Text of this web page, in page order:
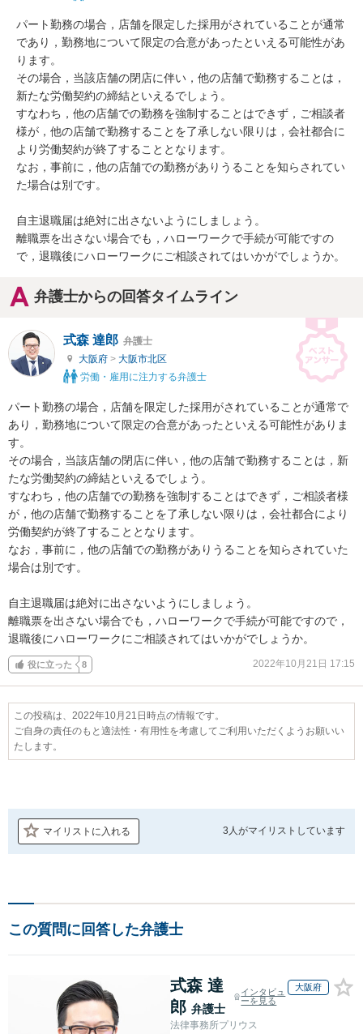
パート勤務の場合，店舗を限定した採用がされていることが通常
であり，勤務地について限定の合意があったといえる可能性があ
ります。
その場合，当該店舗の閉店に伴い，他の店舗で勤務することは，
新たな労働契約の締結といえるでしょう。
すなわち，他の店舗での勤務を強制することはできず，ご相談者
様が，他の店舗で勤務することを了承しない限りは，会社都合に
より労働契約が終了することとなります。
なお，事前に，他の店舗での勤務がありうることを知らされてい
た場合は別です。
自主退職届は絶対に出さないようにしましょう。
離職票を出さない場合でも，ハローワークで手続が可能ですの
で，退職後にハローワークにご相談されてはいかがでしょうか。
弁護士からの回答タイムライン
式森 達郎 弁護士
大阪府 > 大阪市北区
労働・雇用に注力する弁護士
パート勤務の場合，店舗を限定した採用がされていることが通常で
あり，勤務地について限定の合意があったといえる可能性がありま
す。
その場合，当該店舗の閉店に伴い，他の店舗で勤務することは，新
たな労働契約の締結といえるでしょう。
すなわち，他の店舗での勤務を強制することはできず，ご相談者様
が，他の店舗で勤務することを了承しない限りは，会社都合により
労働契約が終了することとなります。
なお，事前に，他の店舗での勤務がありうることを知らされていた
場合は別です。
自主退職届は絶対に出さないようにしましょう。
離職票を出さない場合でも，ハローワークで手続が可能ですので，
退職後にハローワークにご相談されてはいかがでしょうか。
役に立った 8 2022年10月21日 17:15
この投稿は、2022年10月21日時点の情報です。
ご自身の責任のもと適法性・有用性を考慮してご利用いただくようお願いい
たします。
マイリストに入れる 3人がマイリストしています
この質問に回答した弁護士
式森 達
郎 弁護士
インタビュ
ーを見る
大阪府
法律事務所プリウス